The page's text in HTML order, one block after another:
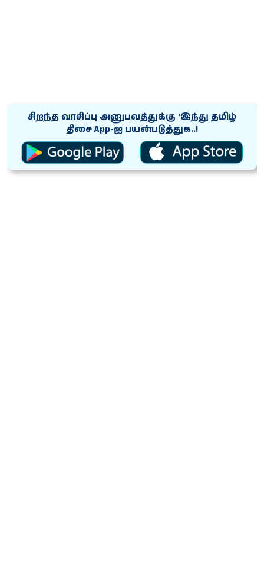
சிறந்த வாசிப்பு அனுபவத்துக்கு ‘இந்து தமிழ்
திசை App-ஐ பயன்படுத்துக..!